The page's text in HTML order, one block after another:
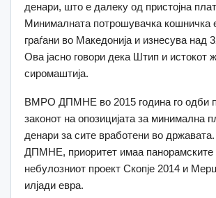
денари, што е далеку од пристојна
Минималната потрошувачка кошничка
граѓани во Македонија и изнесува над
Ова јасно говори дека Штип и истокот
сиромаштија.
ВМРО ДПМНЕ во 2015 година го одби
законот на опозицијата за минимална
денари за сите вработени во
ДПМНЕ, приоритет имаа панорамските
небулозниот проект Скопје 2014 и
илјади евра.